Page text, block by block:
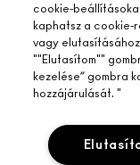
cookie-
kaphatsz a cookie-
vagy
""Elutasítom""
kezelése” gombra
hozzájárulását. "